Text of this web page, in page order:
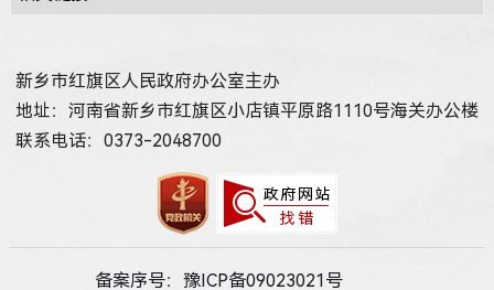
新乡市红旗区人民政府办公室主办
地址：河南省新乡市红旗区小店镇平原路1110号海关办公楼
联系电话：0373-2048700
备案序号：豫ICP备09023021号